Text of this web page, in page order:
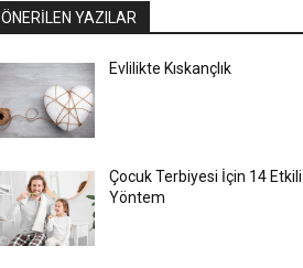
ÖNERİLEN YAZILAR
Evlilikte Kıskançlık
Çocuk Terbiyesi İçin 14 Etkili
Yöntem